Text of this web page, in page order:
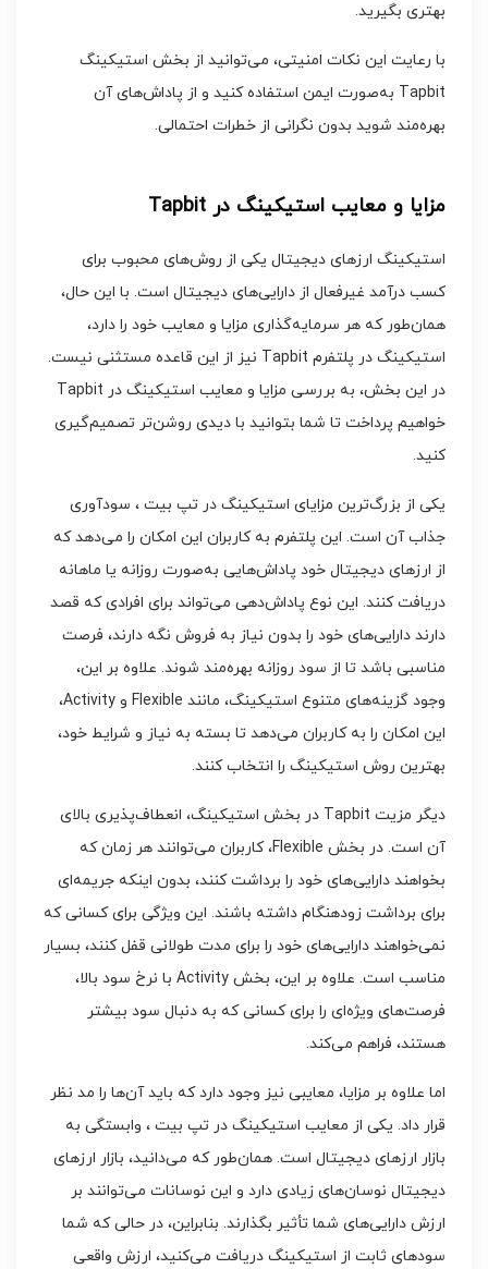
بهتری بگیرید.
با رعایت این نکات امنیتی، می‌توانید از بخش استیکینگ
Tapbit به‌صورت ایمن استفاده کنید و از پاداش‌های آن
بهره‌مند شوید بدون نگرانی از خطرات احتمالی.
مزایا و معایب استیکینگ در Tapbit
استیکینگ ارزهای دیجیتال یکی از روش‌های محبوب برای
کسب درآمد غیرفعال از دارایی‌های دیجیتال است. با این حال،
همان‌طور که هر سرمایه‌گذاری مزایا و معایب خود را دارد،
استیکینگ در پلتفرم Tapbit نیز از این قاعده مستثنی نیست.
در این بخش، به بررسی مزایا و معایب استیکینگ در Tapbit
خواهیم پرداخت تا شما بتوانید با دیدی روشن‌تر تصمیم‌گیری
کنید.
یکی از بزرگ‌ترین مزایای استیکینگ در تپ بیت ، سودآوری
جذاب آن است. این پلتفرم به کاربران این امکان را می‌دهد که
از ارزهای دیجیتال خود پاداش‌هایی به‌صورت روزانه یا ماهانه
دریافت کنند. این نوع پاداش‌دهی می‌تواند برای افرادی که قصد
دارند دارایی‌های خود را بدون نیاز به فروش نگه دارند، فرصت
مناسبی باشد تا از سود روزانه بهره‌مند شوند. علاوه بر این،
وجود گزینه‌های متنوع استیکینگ، مانند Flexible و Activity،
این امکان را به کاربران می‌دهد تا بسته به نیاز و شرایط خود،
بهترین روش استیکینگ را انتخاب کنند.
دیگر مزیت Tapbit در بخش استیکینگ، انعطاف‌پذیری بالای
آن است. در بخش Flexible، کاربران می‌توانند هر زمان که
بخواهند دارایی‌های خود را برداشت کنند، بدون اینکه جریمه‌ای
برای برداشت زودهنگام داشته باشند. این ویژگی برای کسانی که
نمی‌خواهند دارایی‌های خود را برای مدت طولانی قفل کنند، بسیار
مناسب است. علاوه بر این، بخش Activity با نرخ سود بالا،
فرصت‌های ویژه‌ای را برای کسانی که به دنبال سود بیشتر
هستند، فراهم می‌کند.
اما علاوه بر مزایا، معایبی نیز وجود دارد که باید آن‌ها را مد نظر
قرار داد. یکی از معایب استیکینگ در تپ بیت ، وابستگی به
بازار ارزهای دیجیتال است. همان‌طور که می‌دانید، بازار ارزهای
دیجیتال نوسان‌های زیادی دارد و این نوسانات می‌توانند بر
ارزش دارایی‌های شما تأثیر بگذارند. بنابراین، در حالی که شما
سودهای ثابت از استیکینگ دریافت می‌کنید، ارزش واقعی